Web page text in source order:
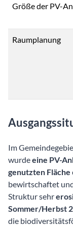
Größe der PV-
Raumplanung
Im
wurdeeine PV-
genutzten Fläche
bewirtschaftet
Struktur sehr
Sommer/Herbst
die